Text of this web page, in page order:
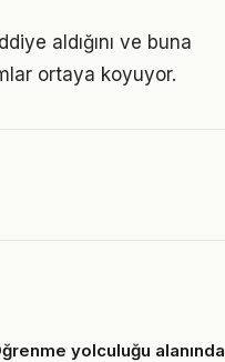
aldığını ve buna
ortaya koyuyor.
yolculuğu alanında